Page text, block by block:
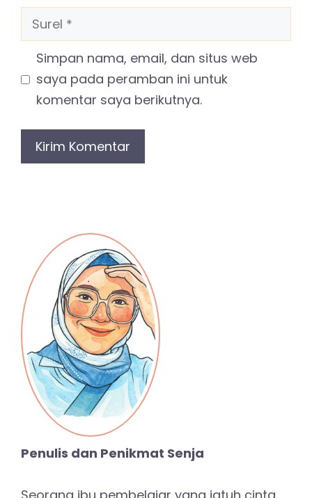
Surel
Simpan nama, email, dan situs web
saya pada peramban ini untuk
komentar saya berikutnya.
Penulis dan Penikmat Senja